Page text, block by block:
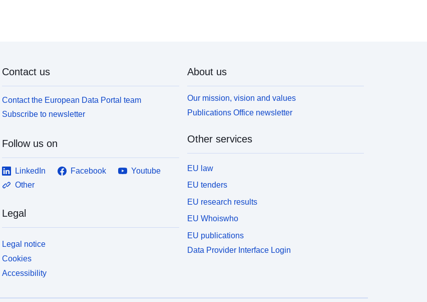
Contact us
Contact the European Data Portal team
Subscribe to newsletter
Follow us on
LinkedIn Facebook
Youtube
Other
Legal
Legal notice
Cookies
Accessibility
About us
Our mission, vision and values
Publications Office newsletter
Other services
EU law
EU tenders
EU research results
EU Whoiswho
EU publications
Data Provider Interface Login